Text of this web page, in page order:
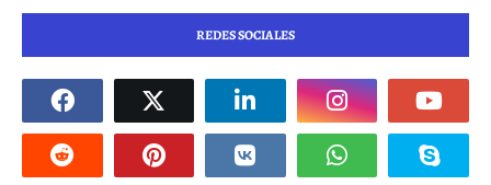
REDES SOCIALES